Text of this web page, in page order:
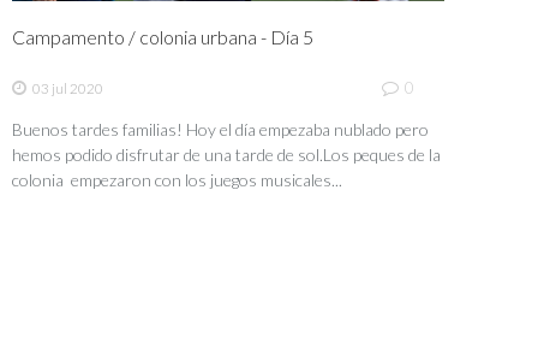
Campamento / colonia urbana - Día 5
03 jul 2020 0
Buenos tardes familias! Hoy el día empezaba nublado pero
hemos podido disfrutar de una tarde de sol.Los peques de la
colonia empezaron con los juegos musicales...